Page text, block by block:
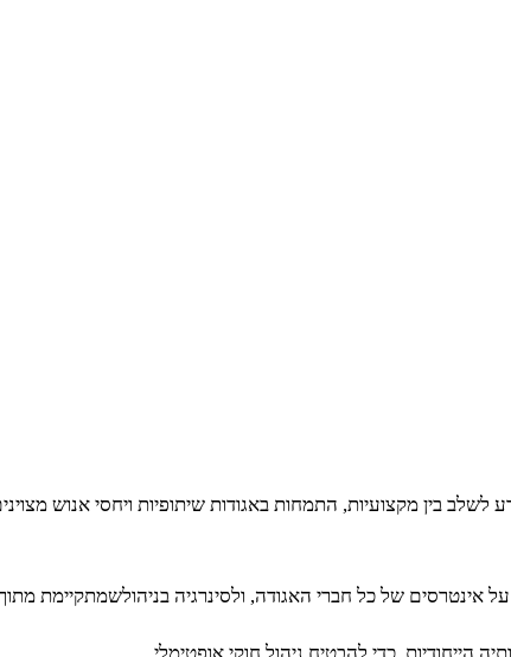
בין מקצועיות, התמחות באגודות שיתופיות ויחסי אנוש
של כל חברי האגודה, ולסינרגיה בניהולשמתקיימת מתוך